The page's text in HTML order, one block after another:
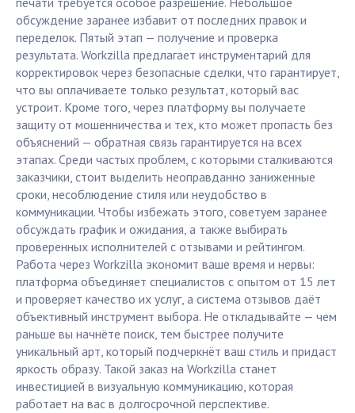
обсуждение заранее избавит от последних правок и
переделок. Пятый этап — получение и проверка
результата. Workzilla предлагает инструментарий для
корректировок через безопасные сделки, что гарантирует,
что вы оплачиваете только результат, который вас
устроит. Кроме того, через платформу вы получаете
защиту от мошенничества и тех, кто может пропасть без
объяснений — обратная связь гарантируется на всех
этапах. Среди частых проблем, с которыми сталкиваются
заказчики, стоит выделить неоправданно заниженные
сроки, несоблюдение стиля или неудобство в
коммуникации. Чтобы избежать этого, советуем заранее
обсуждать график и ожидания, а также выбирать
проверенных исполнителей с отзывами и рейтингом.
Работа через Workzilla экономит ваше время и нервы:
платформа объединяет специалистов с опытом от 15 лет
и проверяет качество их услуг, а система отзывов даёт
объективный инструмент выбора. Не откладывайте — чем
раньше вы начнёте поиск, тем быстрее получите
уникальный арт, который подчеркнёт ваш стиль и придаст
яркость образу. Такой заказ на Workzilla станет
инвестицией в визуальную коммуникацию, которая
работает на вас в долгосрочной перспективе.